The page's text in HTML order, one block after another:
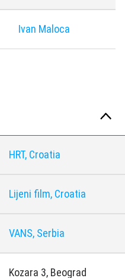
Ivan Maloca
HRT, Croatia
Lijeni film, Croatia
VANS, Serbia
Kozara 3, Beograd